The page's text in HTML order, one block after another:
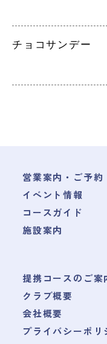
チョコサンデー
営業案内・ご予約
イベント情報
コースガイド
施設案内
提携コースのご案
クラブ概要
会社概要
プライバシーポリ